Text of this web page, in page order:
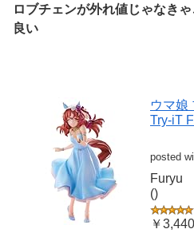
ロブチェンが外れ値じゃなき
良い
ウマ娘
Try-iT
posted
Furyu
()
￥3,440